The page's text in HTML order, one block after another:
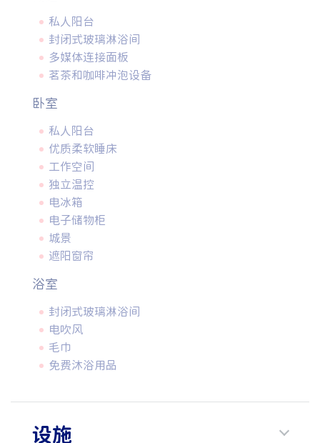
私人阳台
封闭式玻璃淋浴间
多媒体连接面板
茗茶和咖啡冲泡设备
卧室
私人阳台
优质柔软睡床
工作空间
独立温控
电冰箱
电子储物柜
城景
遮阳窗帘
浴室
封闭式玻璃淋浴间
电吹风
毛巾
免费沐浴用品
设施